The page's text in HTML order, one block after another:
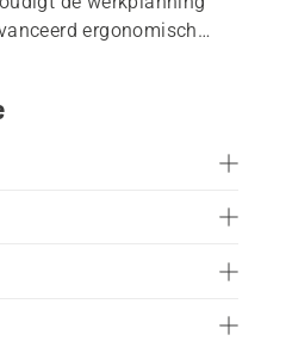
ergonomisch
kunnen wisselen zonder
voor de hele dag
en vermindert het risico
wordt.